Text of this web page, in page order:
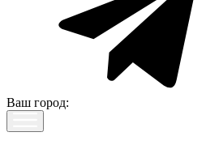
Ваш город: